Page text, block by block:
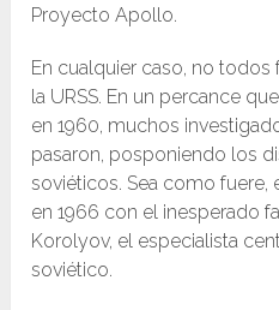
Proyecto Apollo.
En cualquier caso, no
la URSS. En un percance
en 1960, muchos
pasaron, posponiendo los
soviéticos. Sea como fuere,
en 1966 con el inesperado
Korolyov, el especialista
soviético.